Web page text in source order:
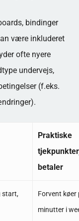
bindinger
være inkluderet
ofte nyere
undervejs,
(f.eks.
Praktiske
betaler
start,
Forvent køer
minutter i